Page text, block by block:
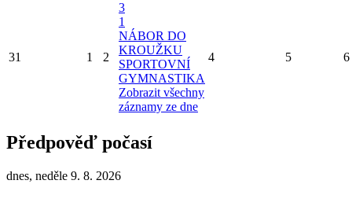
31 1 2
3
1
NÁBOR DO
KROUŽKU
SPORTOVNÍ
GYMNASTIKA
Zobrazit všechny
záznamy ze dne
4 5 6
Předpověď počasí
dnes, neděle 9. 8. 2026